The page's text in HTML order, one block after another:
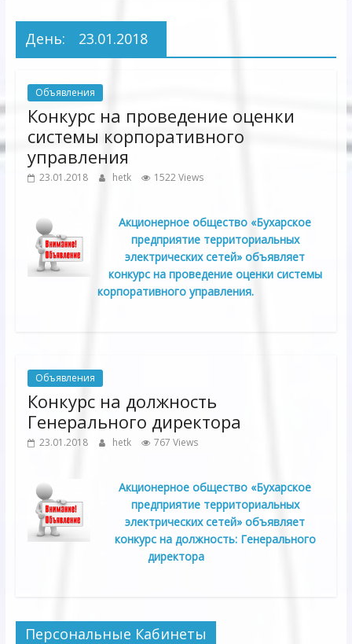
Электрических
День: 23.01.2018
Объявления
Конкурс на проведение оценки
системы корпоративного
управления
23.01.2018 hetk 1522 Views
Акционерное общество «Бухарское
предприятие территориальных
электрических сетей» объявляет
конкурс на проведение оценки системы
корпоративного управления.
Объявления
Конкурс на должность
Генерального директора
23.01.2018 hetk 767 Views
Акционерное общество «Бухарское
предприятие территориальных
электрических сетей» объявляет
конкурс на должность: Генерального
директора
Персональные Кабинеты